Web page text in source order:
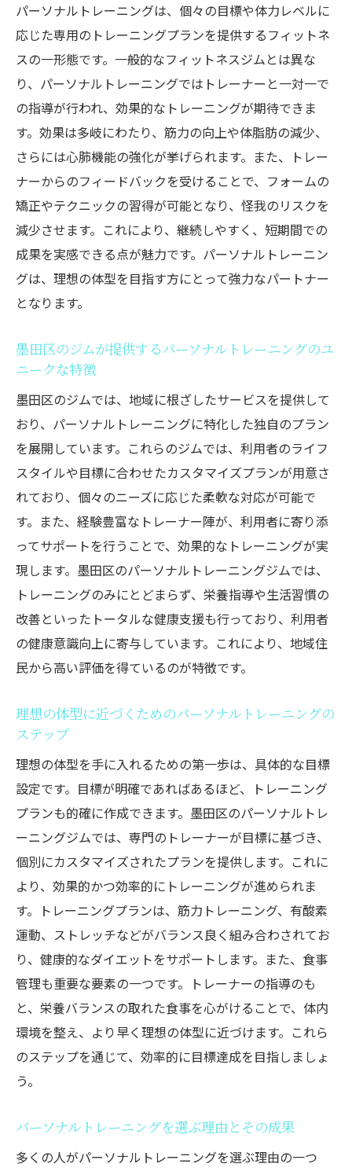
パーソナルトレーニングで健康的なボディ
メイクを実現
墨田区で始めるパーソナルトレーニングジムの
選び方とおすすめプラン
墨田区で最適なパーソナルトレーニングジ
ムを見つける方法
ジム選びのポイント：設備、トレーナー、
料金
おすすめのパーソナルトレーニングプラン
比較
パーソナルトレーニングジムのプラン内容
とその効果
レーニングジム
点
パーソナルトレーニングで健康的に痩せる！墨
田区のジムが提供するダイエットプラン
パーソナルトレーニングで得られるダイエ
ット効果
健康的な体型を目指すパーソナルダイエッ
トプラン
墨田区のジムが提供する具体的なダイエッ
トプラン
パーソナルトレーニングを活用した食事管
理方法
ー紹介
トレーニングの活用法
理想の体型を実現するために墨田区でパーソナ
ルトレーニングを始めよう
理想の体型を手に入れるためのステップ
パーソナルトレーニングでのモチベーショ
ン維持のコツ
墨田区で始めるパーソナルトレーニングの
第一歩
理想の体型を目指すためのトレーニング計
画
パーソナルトレーニングでの目標設定と達
成方法
専門のトレーナーと一緒に目標達成！墨田区の
パーソナルトレーニングジムの特徴
パーソナルトレーニングは、個々の目標や体力レベルに
応じた専用のトレーニングプランを提供するフィットネ
スの一形態です。一般的なフィットネスジムとは異な
り、パーソナルトレーニングではトレーナーと一対一で
の指導が行われ、効果的なトレーニングが期待できま
す。効果は多岐にわたり、筋力の向上や体脂肪の減少、
さらには心肺機能の強化が挙げられます。また、トレー
ナーからのフィードバックを受けることで、フォームの
矯正やテクニックの習得が可能となり、怪我のリスクを
減少させます。これにより、継続しやすく、短期間での
成果を実感できる点が魅力です。パーソナルトレーニン
グは、理想の体型を目指す方にとって強力なパートナー
となります。
墨田区のジムが提供するパーソナルトレーニングのユ
ニークな特徴
墨田区のジムでは、地域に根ざしたサービスを提供して
おり、パーソナルトレーニングに特化した独自のプラン
を展開しています。これらのジムでは、利用者のライフ
スタイルや目標に合わせたカスタマイズプランが用意さ
れており、個々のニーズに応じた柔軟な対応が可能で
す。また、経験豊富なトレーナー陣が、利用者に寄り添
ってサポートを行うことで、効果的なトレーニングが実
現します。墨田区のパーソナルトレーニングジムでは、
トレーニングのみにとどまらず、栄養指導や生活習慣の
改善といったトータルな健康支援も行っており、利用者
の健康意識向上に寄与しています。これにより、地域住
民から高い評価を得ているのが特徴です。
理想の体型に近づくためのパーソナルトレーニングの
ステップ
理想の体型を手に入れるための第一歩は、具体的な目標
設定です。目標が明確であればあるほど、トレーニング
プランも的確に作成できます。墨田区のパーソナルトレ
ーニングジムでは、専門のトレーナーが目標に基づき、
個別にカスタマイズされたプランを提供します。これに
より、効果的かつ効率的にトレーニングが進められま
す。トレーニングプランは、筋力トレーニング、有酸素
運動、ストレッチなどがバランス良く組み合わされてお
り、健康的なダイエットをサポートします。また、食事
管理も重要な要素の一つです。トレーナーの指導のも
と、栄養バランスの取れた食事を心がけることで、体内
環境を整え、より早く理想の体型に近づけます。これら
のステップを通じて、効率的に目標達成を目指しましょ
う。
パーソナルトレーニングを選ぶ理由とその成果
多くの人がパーソナルトレーニングを選ぶ理由の一つ